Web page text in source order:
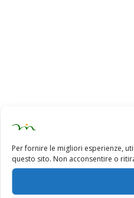
Per fornire le migliori esperienze,
questo sito. Non acconsentire o